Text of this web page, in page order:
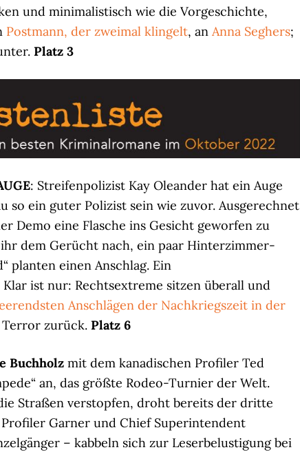
und minimalistisch wie die Vorgeschichte,
Postmann, der zweimal klingelt, an Anna Seghers;
Platz 3
: Streifenpolizist Kay Oleander hat ein Auge
ein guter Polizist sein wie zuvor. Ausgerechnet
Demo eine Flasche ins Gesicht geworfen zu
dem Gerücht nach, ein paar Hinterzimmer-
planten einen Anschlag. Ein
ist nur: Rechtsextreme sitzen überall und
Anschlägen der Nachkriegszeit in der
zurück. Platz 6
Buchholz mit dem kanadischen Profiler Ted
an, das größte Rodeo-Turnier der Welt.
Straßen verstopfen, droht bereits der dritte
Garner und Chief Superintendent
– kabbeln sich zur Leserbelustigung bei